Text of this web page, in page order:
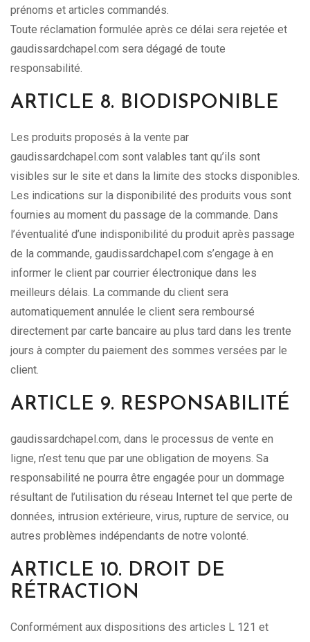
prénoms et articles commandés.
Toute réclamation formulée après ce délai sera rejetée et
gaudissardchapel.com sera dégagé de toute
responsabilité.
ARTICLE 8. BIODISPONIBLE
Les produits proposés à la vente par
gaudissardchapel.com sont valables tant qu’ils sont
visibles sur le site et dans la limite des stocks disponibles.
Les indications sur la disponibilité des produits vous sont
fournies au moment du passage de la commande. Dans
l’éventualité d’une indisponibilité du produit après passage
de la commande, gaudissardchapel.com s’engage à en
informer le client par courrier électronique dans les
meilleurs délais. La commande du client sera
automatiquement annulée le client sera remboursé
directement par carte bancaire au plus tard dans les trente
jours à compter du paiement des sommes versées par le
client.
ARTICLE 9. RESPONSABILITÉ
gaudissardchapel.com, dans le processus de vente en
ligne, n’est tenu que par une obligation de moyens. Sa
responsabilité ne pourra être engagée pour un dommage
résultant de l’utilisation du réseau Internet tel que perte de
données, intrusion extérieure, virus, rupture de service, ou
autres problèmes indépendants de notre volonté.
ARTICLE 10. DROIT DE
RÉTRACTION
Conformément aux dispositions des articles L 121 et